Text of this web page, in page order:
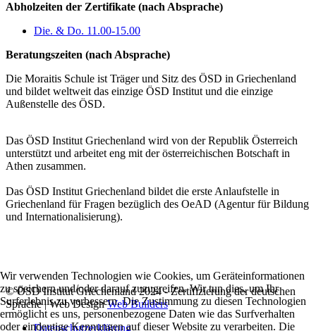
Abholzeiten der Zertifikate (nach Absprache)
Die. & Do. 11.00-15.00
Beratungszeiten (nach Absprache)
Die Moraitis Schule ist Träger und Sitz des ÖSD in Griechenland
und bildet weltweit das einzige ÖSD Institut und die einzige
Außenstelle des ÖSD.
Das ÖSD Institut Griechenland wird von der Republik Österreich
unterstützt und arbeitet eng mit der österreichischen Botschaft in
Athen zusammen.
Das ÖSD Institut Griechenland bildet die erste Anlaufstelle in
Griechenland für Fragen bezüglich des OeAD (Agentur für Bildung
und Internationalisierung).
© ÖSD Institut Griechenland 2024 - Zertifizierung der deutschen
Sprache | Web DesignWeb Builders
Datenschutzerklärung
Wir verwenden Technologien wie Cookies, um Geräteinformationen
zu speichern und/oder darauf zuzugreifen. Wir tun dies, um Ihr
Surferlebnis zu verbessern. Die Zustimmung zu diesen Technologien
ermöglicht es uns, personenbezogene Daten wie das Surfverhalten
oder eindeutige Kennungen auf dieser Website zu verarbeiten. Die